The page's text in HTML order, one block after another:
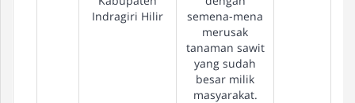
Indragiri Hilir
semena-mena
merusak
tanaman sawit
yang sudah
besar milik
masyarakat.